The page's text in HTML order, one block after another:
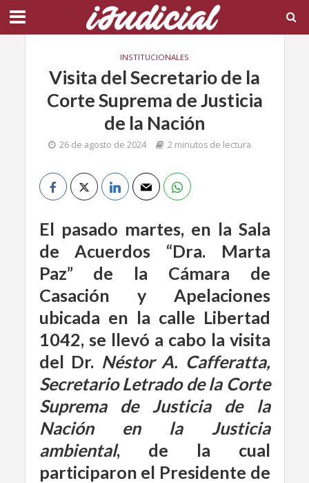
INSTITUCIONALES
Visita del Secretario de la
Corte Suprema de Justicia
de la Nación
26 de agosto de 2024 2 minutos de lectura
El pasado martes, en la Sala
de Acuerdos “Dra. Marta
Paz” de la Cámara de
Casación y Apelaciones
ubicada en la calle Libertad
1042, se llevó a cabo la visita
del Dr. Néstor A. Cafferatta,
Secretario Letrado de la Corte
Suprema
de Justicia de la
Nación en la Justicia
ambiental, de la cual
participaron el Presidente de